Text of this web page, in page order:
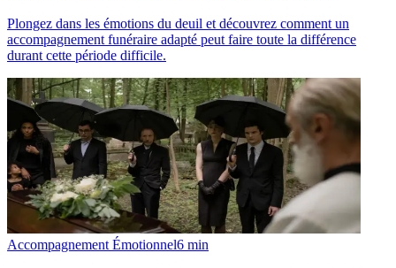
Plongez dans les émotions du deuil et découvrez comment un
accompagnement funéraire adapté peut faire toute la différence
durant cette période difficile.
Accompagnement Émotionnel6 min